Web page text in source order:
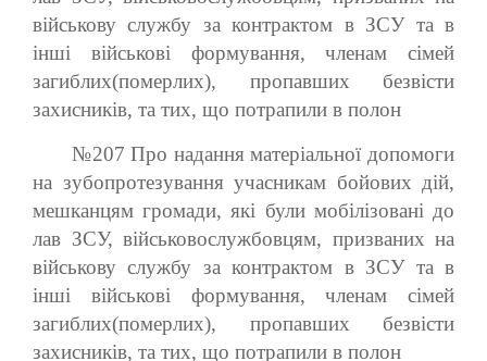
військову службу за контрактом в ЗСУ та в
інші військові формування, членам сімей
загиблих(померлих), пропавших безвісти
захисників, та тих, що потрапили в полон
№207 Про надання матеріальної допомоги
на зубопротезування учасникам бойових дій,
мешканцям громади, які були мобілізовані до
лав ЗСУ, військовослужбовцям, призваних на
військову службу за контрактом в ЗСУ та в
інші військові формування, членам сімей
загиблих(померлих), пропавших безвісти
захисників, та тих, що потрапили в полон